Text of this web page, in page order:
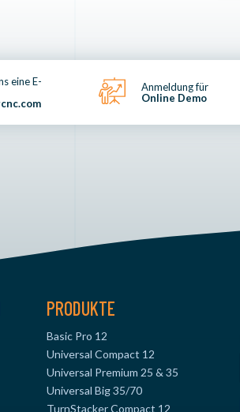
eine E-
Anmeldung für
Online Demo
PRODUKTE
Basic Pro 12
Universal Compact 12
Universal Premium 25 & 35
Universal Big 35/70
TurnStacker Compact 12